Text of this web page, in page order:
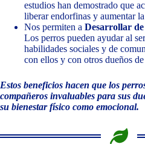
estudios han demostrado que
liberar endorfinas y aumentar
Nos permiten a Desarrollar de
Los perros pueden ayudar al
habilidades sociales y de
con ellos y con otros dueños
Estos beneficios hacen que los
compañeros invaluables para sus
su bienestar físico como emocional.